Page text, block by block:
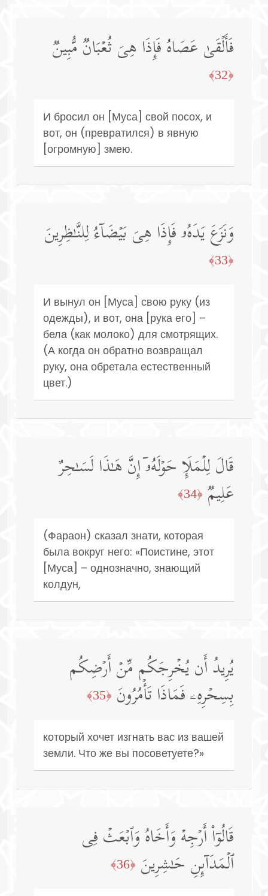
فَأَلۡقَىٰ عَصَاهُ فَإِذَا هِیَ ثُعۡبَانࣱ مُّبِینࣱ
﴿32﴾
И бросил он [Муса] свой посох, и
вот, он (превратился) в явную
[огромную] змею.
وَنَزَعَ یَدَهُۥ فَإِذَا هِیَ بَیۡضَاۤءُ لِلنَّـٰظِرِینَ
﴿33﴾
И вынул он [Муса] свою руку (из
одежды), и вот, она [рука его] –
бела (как молоко) для смотрящих.
(А когда он обратно возвращал
руку, она обретала естественный
цвет.)
قَالَ لِلۡمَلَإِ حَوۡلَهُۥۤ إِنَّ هَـٰذَا لَسَـٰحِرٌ
عَلِیمࣱ ﴿34﴾
(Фараон) сказал знати, которая
была вокруг него: «Поистине, этот
[Муса] – однозначно, знающий
колдун,
یُرِیدُ أَن یُخۡرِجَكُم مِّنۡ أَرۡضِكُم
بِسِحۡرِهِۦ فَمَاذَا تَأۡمُرُونَ ﴿35﴾
который хочет изгнать вас из вашей
земли. Что же вы посоветуете?»
قَالُوۤا۟ أَرۡجِهۡ وَأَخَاهُ وَٱبۡعَثۡ فِی
ٱلۡمَدَاۤىِٕنِ حَـٰشِرِینَ ﴿36﴾